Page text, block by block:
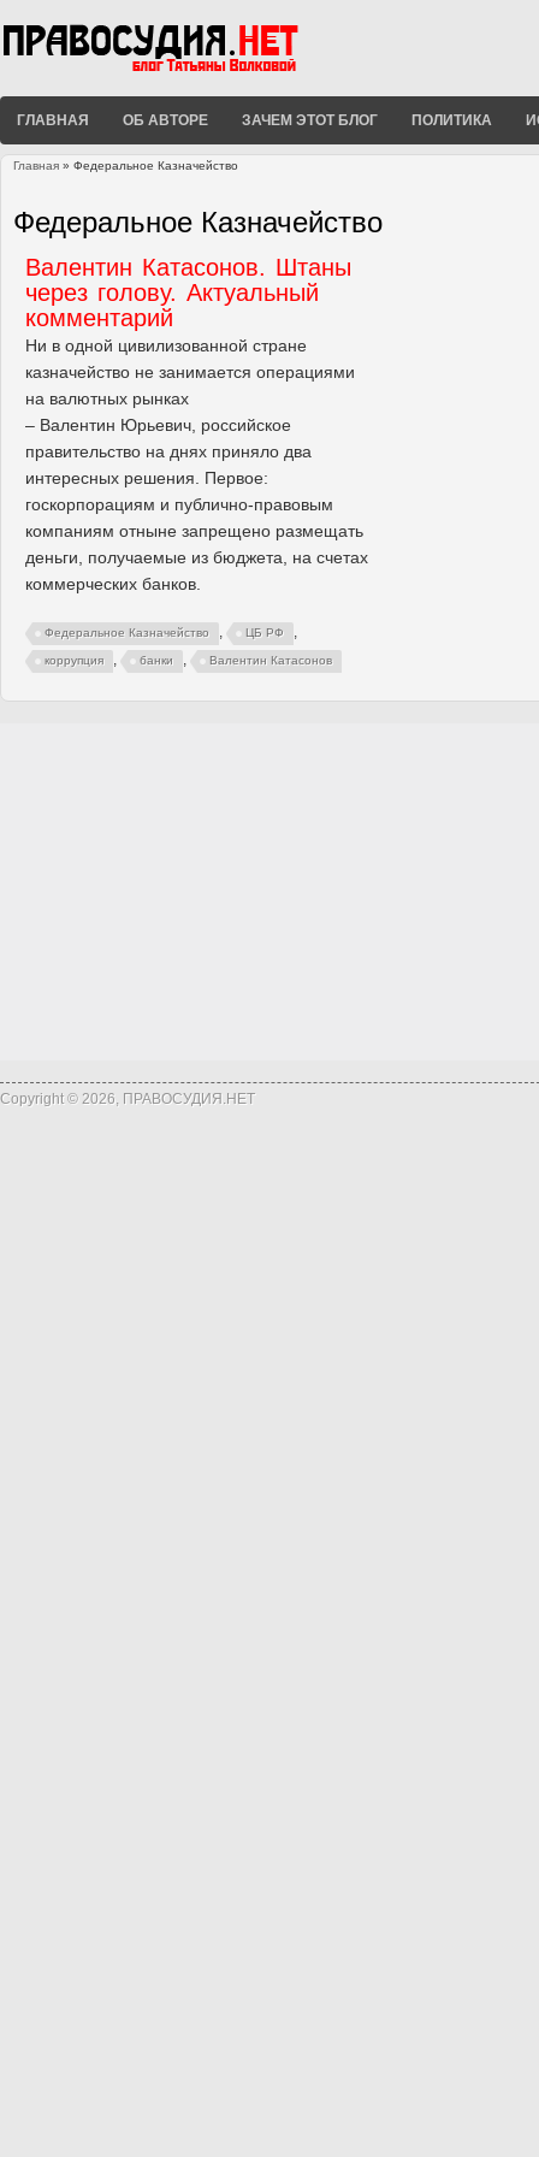
ГЛАВНАЯ ОБ АВТОРЕ ЗАЧЕМ ЭТОТ БЛОГ ПОЛИТИКА
Главная » Федеральное Казначейство
Федеральное Казначейство
Валентин Катасонов. Штаны
через голову. Актуальный
комментарий
Ни в одной цивилизованной стране
казначейство не занимается операциями
на валютных рынках
– Валентин Юрьевич, российское
правительство на днях приняло два
интересных решения. Первое:
госкорпорациям и публично-правовым
компаниям отныне запрещено размещать
деньги, получаемые из бюджета, на счетах
коммерческих банков.
Федеральное Казначейство , ЦБ РФ ,
коррупция , банки , Валентин Катасонов
Copyright © 2026, ПРАВОСУДИЯ.НЕТ